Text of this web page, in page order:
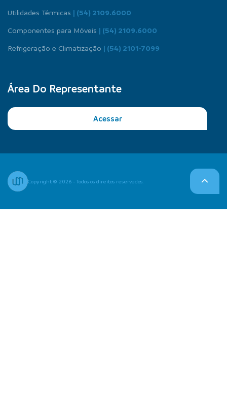
Utilidades Térmicas | (54) 2109.6000
Componentes para Móveis | (54) 2109.6000
Refrigeração e Climatização | (54) 2101-7099
Área Do Representante
Acessar
Copyright © 2026 - Todos os direitos reservados.